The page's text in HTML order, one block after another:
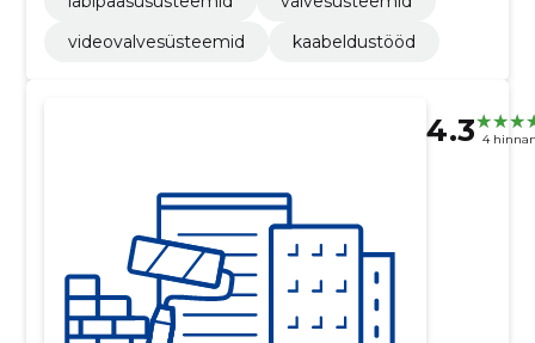
videovalvesüsteemid
kaabeldustööd
4.3 4